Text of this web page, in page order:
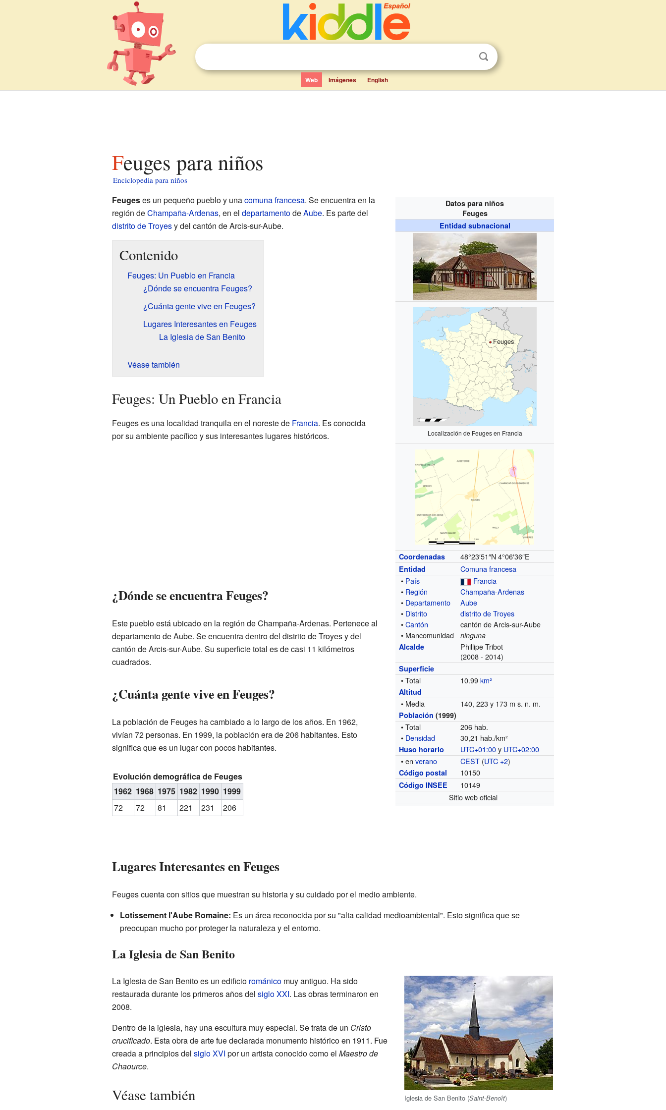
Web Imágenes English
Feuges para niños
Enciclopedia para niños
Datos para niños
Feuges
Entidad subnacional
Feuges
Localización de Feuges en Francia
Coordenadas 48°23′51″N 4°06′36″E
Entidad
Comuna francesa
• País
Francia
• Región
Champaña-Ardenas
• Departamento
Aube
• Distrito
distrito de Troyes
•Cantón
cantón de Arcis-sur-Aube
• Mancomunidad
ninguna
Alcalde
Phillipe Tribot
(2008 - 2014)
Superficie
• Total 10.99km²
Altitud
• Media 140, 223 y 173 m s. n. m.
Población (1999)
• Total
206 hab.
• Densidad 30,21 hab./km²
Huso horario UTC+01:00y UTC+02:00
• enverano CEST (UTC +2)
Código postal 10150
Código INSEE
10149
Sitio web oficial
Feugeses un pequeño pueblo y unacomuna francesa. Se encuentra en la
región deChampaña-Ardenas, en el departamentodeAube. Es parte del
distrito de Troyesy del cantón de Arcis-sur-Aube.
Contenido
Feuges: Un Pueblo en Francia
¿Dónde se encuentra Feuges?
¿Cuánta gente vive en Feuges?
Lugares Interesantes en Feuges
La Iglesia de San Benito
Véase también
Feuges: Un Pueblo en Francia
Feuges es una localidad tranquila en el noreste de Francia. Es conocida
por su ambiente pacífico y sus interesantes lugares históricos.
¿Dónde se encuentra Feuges?
Este pueblo está ubicado en la región de Champaña-Ardenas. Pertenece al
departamento de Aube. Se encuentra dentro del distrito de Troyes y del
cantón de Arcis-sur-Aube. Su superficie total es de casi 11 kilómetros
cuadrados.
¿Cuánta gente vive en Feuges?
La población de Feuges ha cambiado a lo largo de los años. En 1962,
vivían 72 personas. En 1999, la población era de 206 habitantes. Esto
significa que es un lugar con pocos habitantes.
Evolución demográfica de Feuges
1962 1968 1975 1982 1990 1999
72
72 81 221 231 206
Lugares Interesantes en Feuges
Feuges cuenta con sitios que muestran su historia y su cuidado por el medio ambiente.
Lotissement l'Aube Romaine: Es un área reconocida por su "alta calidad medioambiental". Esto significa que se
preocupan mucho por proteger la naturaleza y el entorno.
La Iglesia de San Benito
Iglesia de San Benito (Saint-Benoît)
La Iglesia de San Benito es un edificio románicomuy antiguo. Ha sido
restaurada durante los primeros años del siglo XXI. Las obras terminaron en
2008.
Dentro de la iglesia, hay una escultura muy especial. Se trata de un Cristo
crucificado. Esta obra de arte fue declarada monumento histórico en 1911. Fue
creada a principios del siglo XVI por un artista conocido como el Maestro de
Chaource.
Véase también